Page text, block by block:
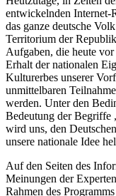
entwickelnden Internet-
das ganze deutsche
Territorium der
Aufgaben, die heute vor
Erhalt der nationalen
Kulturerbes unserer
unmittelbaren
werden. Unter den
Bedeutung der Begriffe
wird uns, den
unsere nationale Idee
Auf den Seiten des
Meinungen der
Rahmen des